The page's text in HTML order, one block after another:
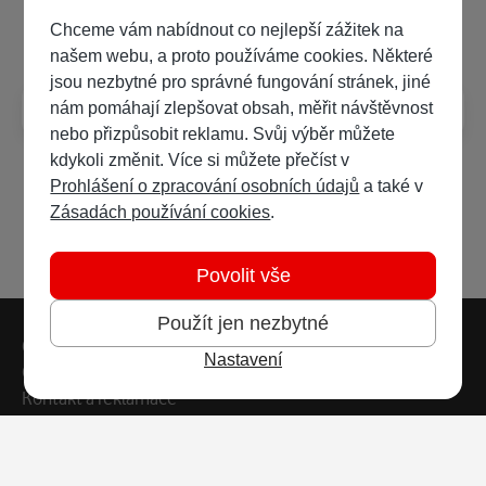
Často kladené dotazy
Jak číst e-knihy?
Patička webu
Vedlejší navigace
Časté dotazy
Obchodní podmínky
Kontakt a reklamace
Chceme vám nabídnout co nejlepší zážitek na
našem webu, a proto používáme cookies. Některé
jsou nezbytné pro správné fungování stránek, jiné
nám pomáhají zlepšovat obsah, měřit návštěvnost
nebo přizpůsobit reklamu. Svůj výběr můžete
kdykoli změnit. Více si můžete přečíst v
Prohlášení o zpracování osobních údajů a také v
Zásadách používání cookies.
Použít jen nezbytné
Povolit vše
Nastavení